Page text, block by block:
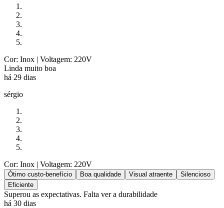
Cor: Inox | Voltagem: 220V
Linda muito boa
há 29 dias
sérgio
Cor: Inox | Voltagem: 220V
Ótimo custo-benefício Boa qualidade Visual atraente
Silencioso
Eficiente
Superou as expectativas. Falta ver a durabilidade
há 30 dias